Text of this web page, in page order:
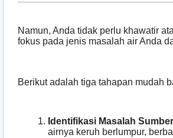
Namun, Anda tidak perlu khawatir
fokus pada jenis masalah air Anda
Berikut adalah tiga tahapan mudah
Identifikasi Masalah
airnya keruh berlumpur,